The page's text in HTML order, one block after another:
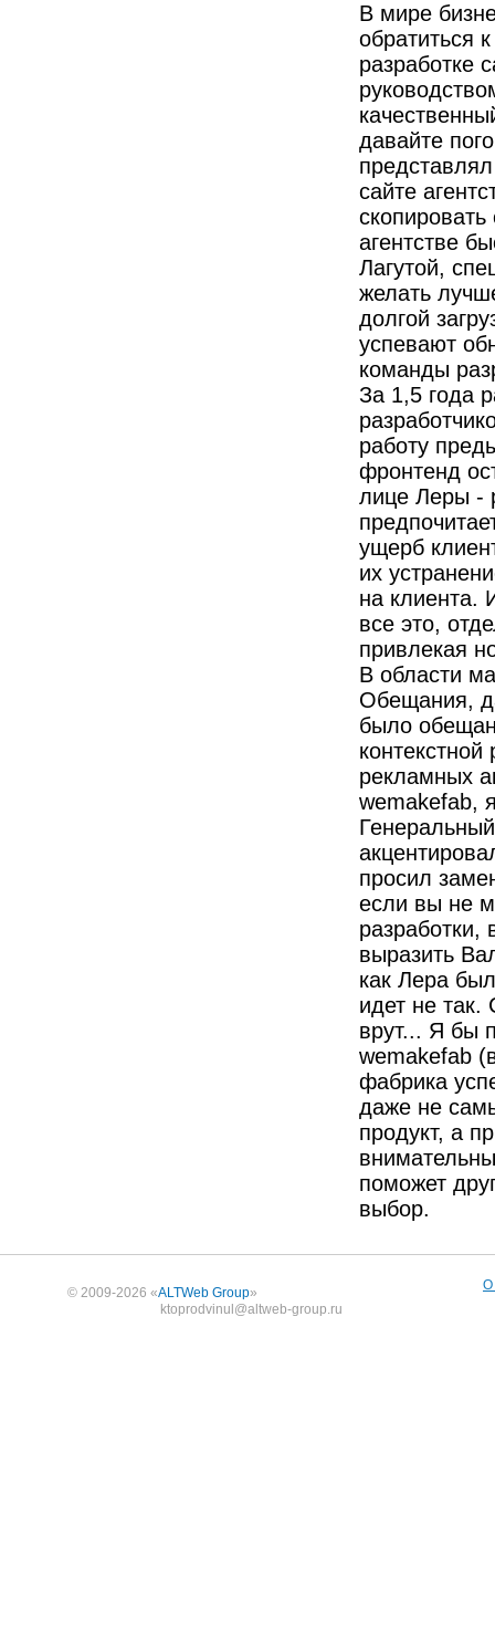
В мире
обратиться
разработке
давайте
сайте
скопировать
агентстве
Лагутой,
желать
долгой
успевают
команды
За 1,5 года
работу
фронтенд
лице Леры -
ущерб
их
на клиента.
все это,
привлекая
В области
Обещания,
было
рекламных
wemakefab,
просил
если вы не
разработки,
выразить
как Лера
идет не так.
врут... Я бы
wemakefab
фабрика
даже не
продукт, а
поможет
выбор.
© 2009-2026 «ALTWeb Group»
ktoprodvinul@altweb-group.ru
О